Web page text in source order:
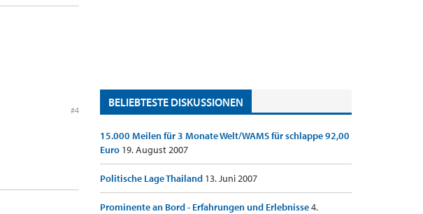
#4
BELIEBTESTE DISKUSSIONEN
15.000 Meilen für 3 Monate Welt/WAMS für schlappe 92,00
Euro 19. August 2007
Politische Lage Thailand 13. Juni 2007
Prominente an Bord - Erfahrungen und Erlebnisse4.